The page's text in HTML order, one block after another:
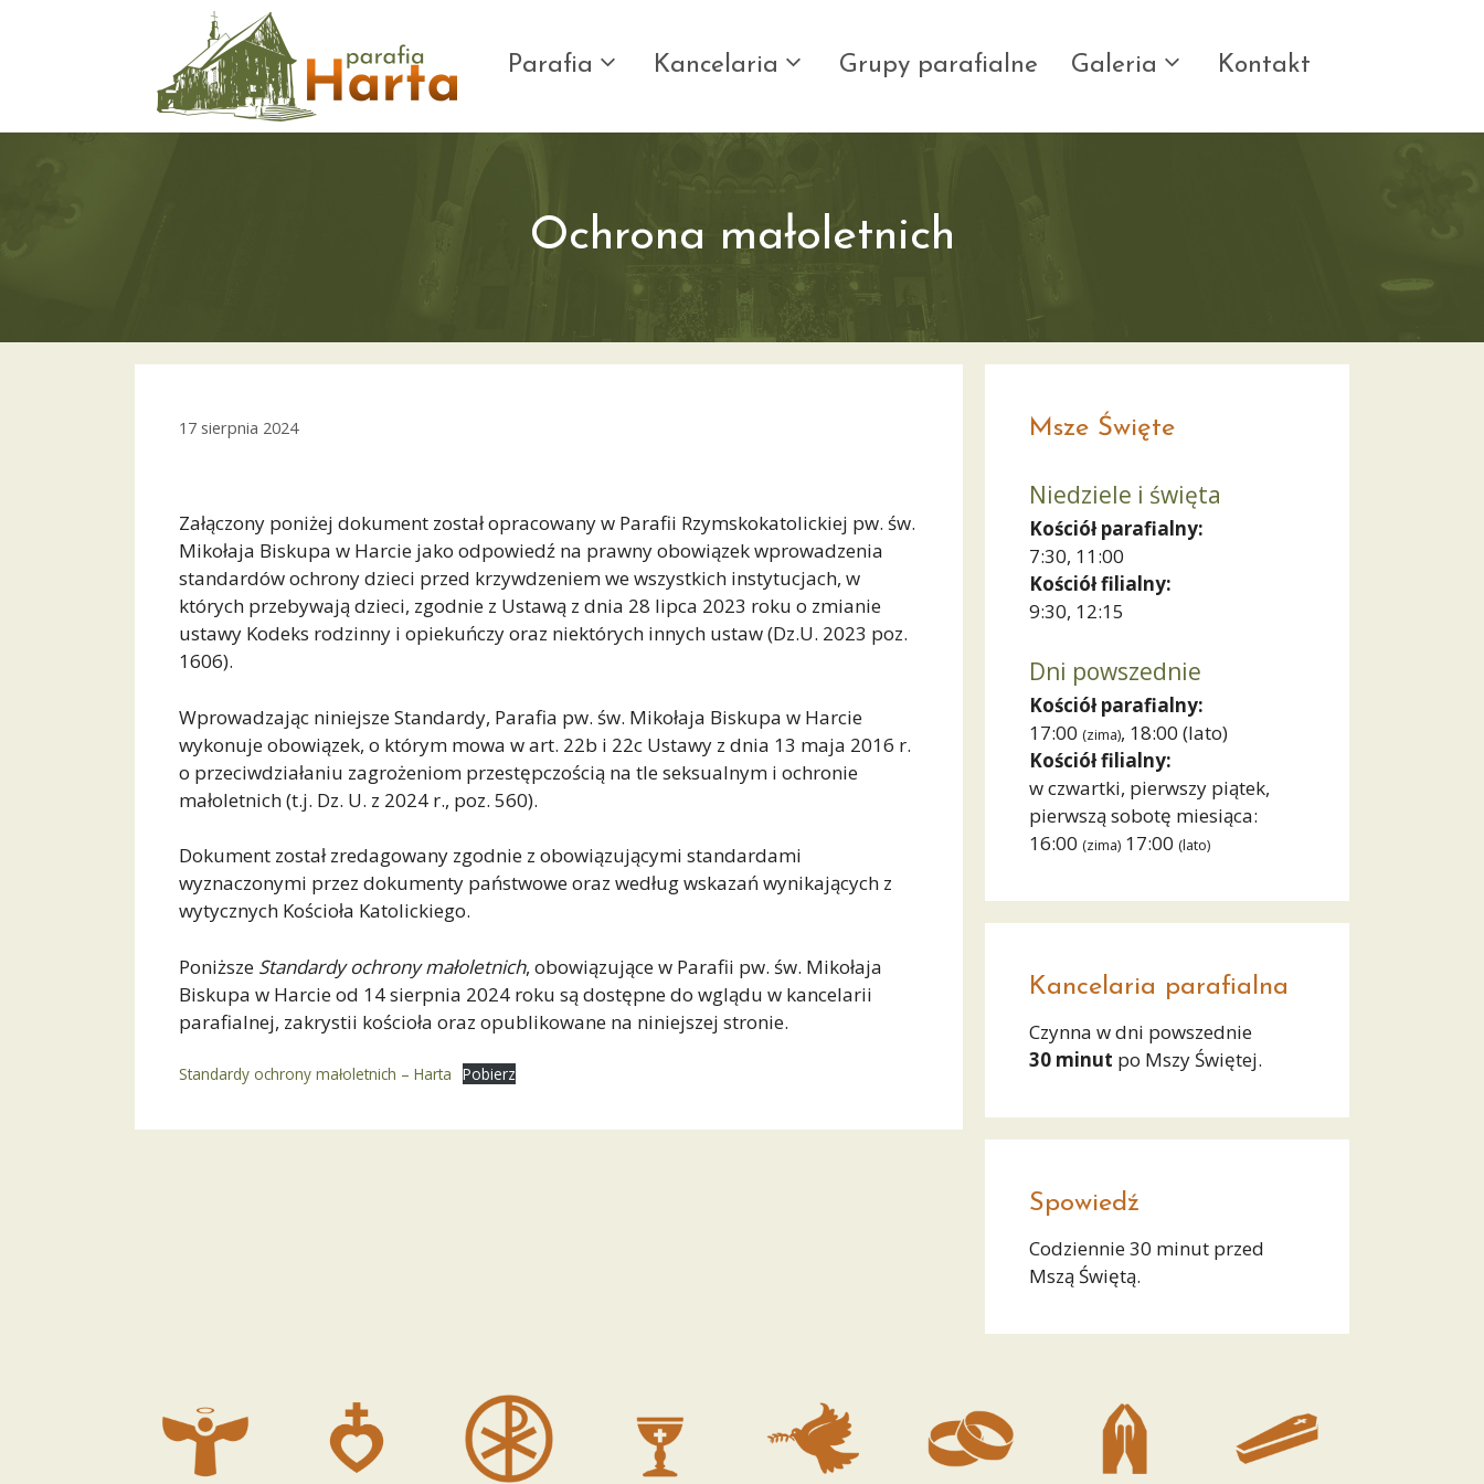
Parafia Kancelaria Grupy parafialne Galeria Kontakt
Ochrona małoletnich
17 sierpnia 2024
Załączony poniżej dokument został opracowany w Parafii Rzymskokatolickiej pw. św.
Mikołaja Biskupa w Harcie jako odpowiedź na prawny obowiązek wprowadzenia
standardów ochrony dzieci przed krzywdzeniem we wszystkich instytucjach, w
których przebywają dzieci, zgodnie z Ustawą z dnia 28 lipca 2023 roku o zmianie
ustawy Kodeks rodzinny i opiekuńczy oraz niektórych innych ustaw (Dz.U. 2023 poz.
1606).
Wprowadzając niniejsze Standardy, Parafia pw. św. Mikołaja Biskupa w Harcie
wykonuje obowiązek, o którym mowa w art. 22b i 22c Ustawy z dnia 13 maja 2016 r.
o przeciwdziałaniu zagrożeniom przestępczością na tle seksualnym i ochronie
małoletnich (t.j. Dz. U. z 2024 r., poz. 560).
Dokument został zredagowany zgodnie z obowiązującymi standardami
wyznaczonymi przez dokumenty państwowe oraz według wskazań wynikających z
wytycznych Kościoła Katolickiego.
Poniższe Standardy ochrony małoletnich, obowiązujące w Parafii pw. św. Mikołaja
Biskupa w Harcie od 14 sierpnia 2024 roku są dostępne do wglądu w kancelarii
parafialnej, zakrystii kościoła oraz opublikowane na niniejszej stronie.
Standardy ochrony małoletnich – Harta Pobierz
Msze Święte
Niedziele i święta
Kościół parafialny:
7:30, 11:00
Kościół filialny:
9:30, 12:15
Dni powszednie
Kościół parafialny:
17:00 (zima), 18:00 (lato)
Kościół filialny:
w czwartki, pierwszy piątek,
pierwszą sobotę miesiąca:
16:00 (zima) 17:00 (lato)
Kancelaria parafialna
Czynna w dni powszednie
30 minut po Mszy Świętej.
Spowiedź
Codziennie 30 minut przed
Mszą Świętą.